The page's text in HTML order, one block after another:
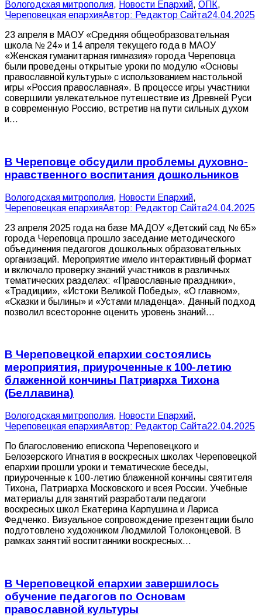
Вологодская митрополия, Новости Епархий, ОПК,
Череповецкая епархияАвтор: Редактор Сайта24.04.2025
23 апреля в МАОУ «Средняя общеобразовательная
школа № 24» и 14 апреля текущего года в МАОУ
«Женская гуманитарная гимназия» города Череповца
были проведены открытые уроки по модулю «Основы
православной культуры» с использованием настольной
игры «Россия православная». В процессе игры участники
совершили увлекательное путешествие из Древней Руси
в современную Россию, встретив на пути сильных духом
и…
В Череповце обсудили проблемы духовно-
нравственного воспитания дошкольников
Вологодская митрополия, Новости Епархий,
Череповецкая епархияАвтор: Редактор Сайта24.04.2025
23 апреля 2025 года на базе МАДОУ «Детский сад № 65»
города Череповца прошло заседание методического
объединения педагогов дошкольных образовательных
организаций. Мероприятие имело интерактивный формат
и включало проверку знаний участников в различных
тематических разделах: «Православные праздники»,
«Традиции», «Истоки Великой Победы», «О главном»,
«Сказки и былины» и «Устами младенца». Данный подход
позволил всесторонне оценить уровень знаний…
В Череповецкой епархии состоялись
мероприятия, приуроченные к 100-летию
блаженной кончины Патриарха Тихона
(Беллавина)
Вологодская митрополия, Новости Епархий,
Череповецкая епархияАвтор: Редактор Сайта22.04.2025
По благословению епископа Череповецкого и
Белозерского Игнатия в воскресных школах Череповецкой
епархии прошли уроки и тематические беседы,
приуроченные к 100-летию блаженной кончины святителя
Тихона, Патриарха Московского и всея России. Учебные
материалы для занятий разработали педагоги
воскресных школ Екатерина Карпушина и Лариса
Федченко. Визуальное сопровождение презентации было
подготовлено художником Людмилой Толоконцевой. В
рамках занятий воспитанники воскресных…
В Череповецкой епархии завершилось
обучение педагогов по Основам
православной культуры